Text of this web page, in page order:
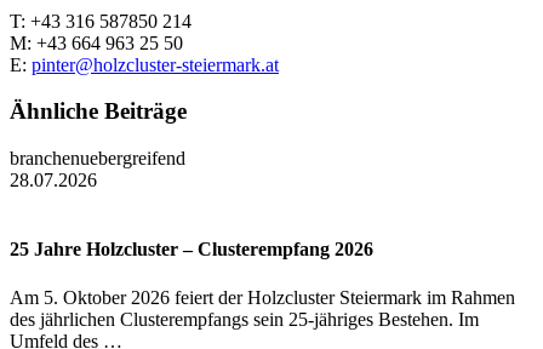
T: +43 316 587850 214
M: +43 664 963 25 50
E: pinter@holzcluster-steiermark.at
Ähnliche Beiträge
branchenuebergreifend
28.07.2026
25 Jahre Holzcluster – Clusterempfang 2026
Am 5. Oktober 2026 feiert der Holzcluster Steiermark im Rahmen
des jährlichen Clusterempfangs sein 25-jähriges Bestehen. Im
Umfeld des …